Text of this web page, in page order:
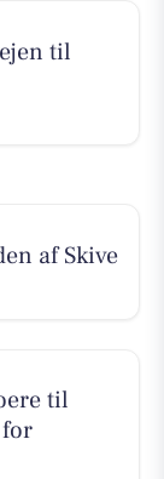
til
af Skive
til